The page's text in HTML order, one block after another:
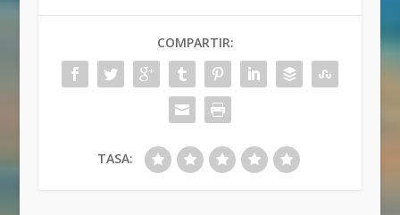
COMPARTIR:
TASA: